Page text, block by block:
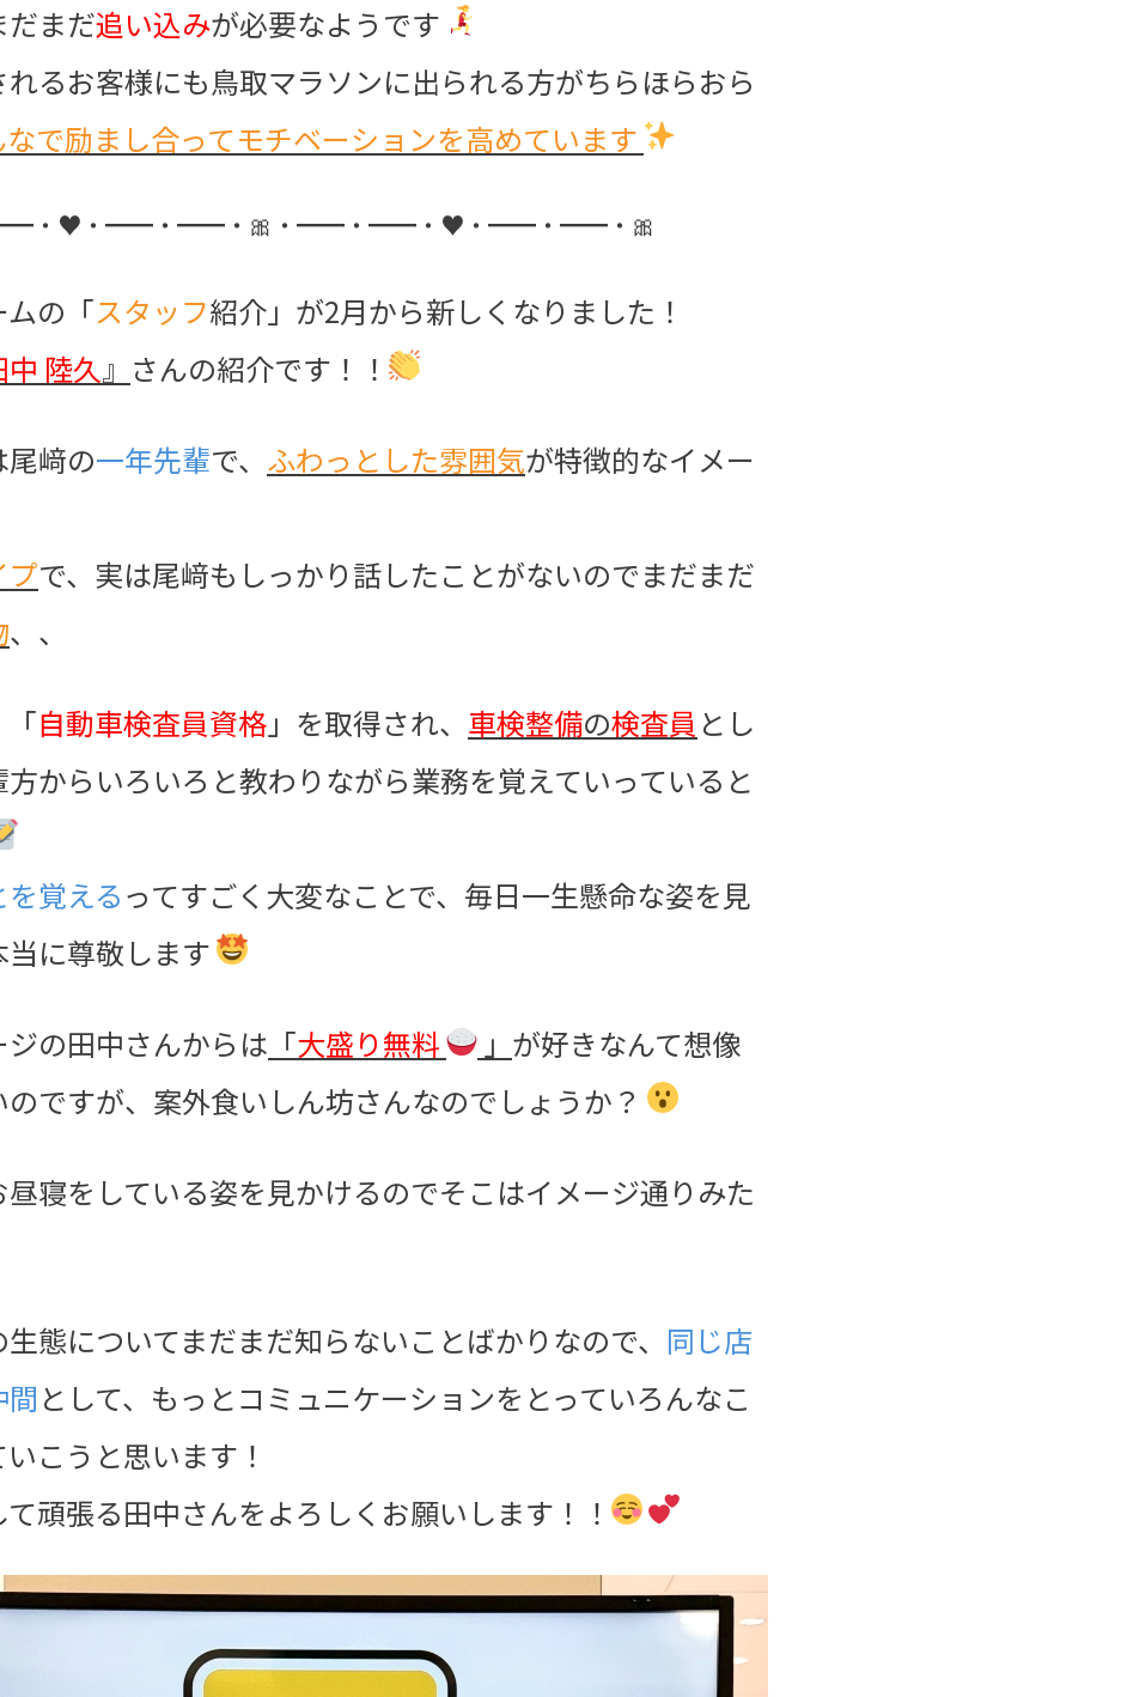
だまだ追い込みが必要なようです
るお客様にも鳥取マラソンに出られる方がちらほらおら
なで励まし合ってモチベーションを高めています
・♥・━━・━━・🎀・━━・━━・♥・━━・━━・🎀
の「スタッフ紹介」が2月から新しくなりました！
中 陸久』 さんの紹介です！！
﨑の一年先輩で、 ふわっとした雰囲気が特徴的なイメー
プで、実は尾﨑もしっかり話したことがないのでまだまだ
、、
自動車検査員資格 」を取得され、 車検整備の検査員 とし
からいろいろと教わりながら業務を覚えていっていると
覚えるってすごく大変なことで、毎日一生懸命な姿を見
に尊敬します
の田中さんからは 「大盛り無料 」 が好きなんて想像
ですが、案外食いしん坊さんなのでしょうか？
寝をしている姿を見かけるのでそこはイメージ通りみた
態についてまだまだ知らないことばかりなので、 同じ店
として、もっとコミュニケーションをとっていろんなこ
こうと思います！
頑張る田中さんをよろしくお願いします！！